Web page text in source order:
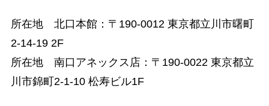
所在地 北口本館： 〒190-0012 東京都立川市曙町
2-14-19 2F
所在地 南口アネックス店： 〒190-0022 東京都立
川市錦町2-1-10 松寿ビル1F